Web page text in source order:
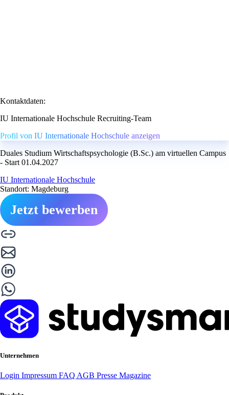
Kontaktdaten:
IU Internationale Hochschule Recruiting-Team
Profil von IU Internationale Hochschule anzeigen
Duales Studium Wirtschaftspsychologie (B.Sc.) am virtuellen Campus
- Start 01.04.2027
IU Internationale Hochschule
Standort: Magdeburg
Jetzt bewerben
Unternehmen
Login Impressum FAQ AGB Presse Magazine